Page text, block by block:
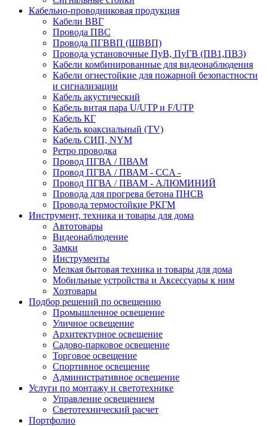
Кабельно-проводниковая продукция
Кабели ВВГ
Провода ПВС
Провода ПГВВП (ШВВП)
Провода установочные ПуВ, ПуГВ (ПВ1,ПВ3)
Кабели комбинированные для видеонаблюдения
Кабели огнестойкие для пожарной безопастности
и сигнализации
Кабель акустический
Кабель витая пара U/UTP и F/UTP
Кабель КГ
Кабель коаксиальный (TV)
Кабель СИП, NYM
Ретро проводка
Провод ПГВА / ПВАМ
Провод ПГВА / ПВАМ - CCA -
Провод ПГВА / ПВАМ - АЛЮМИНИЙ
Провода для прогрева бетона ПНСВ
Провода термостойкие РКГМ
Инструмент, техника и товары для дома
Автотовары
Видеонаблюдение
Замки
Инструменты
Мелкая бытовая техника и товары для дома
Мобильные устройства и Аксессуары к ним
Хозтовары
Подбор решений по освещению
Промышленное освещение
Уличное освещение
Архитектурное освещение
Садово-парковое освещение
Торговое освещение
Спортивное освещение
Административное освещение
Услуги по монтажу и светотехнике
Управление освещением
Светотехнический расчет
Портфолио